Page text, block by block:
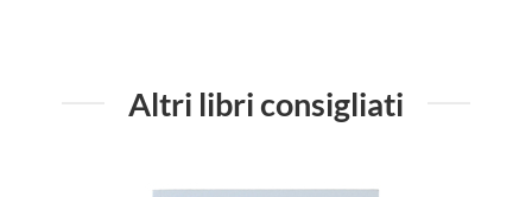
Altri libri consigliati